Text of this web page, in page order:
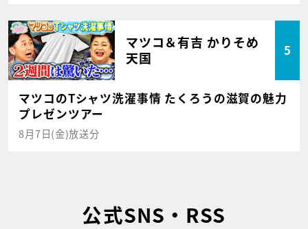
マツコ＆有吉 かりそめ
天国
5
マツコのTシャツ洗濯事情 たくろうの滋賀の魅力
プレゼンツアー
8月7日(金)放送分
公式SNS・RSS